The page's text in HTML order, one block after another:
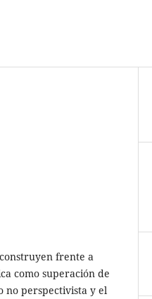
frente a
como superación de
no perspectivista y el